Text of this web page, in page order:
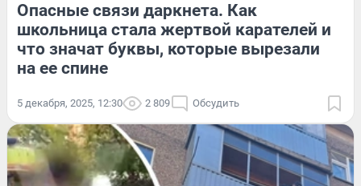
Опасные связи даркнета. Как
школьница стала жертвой карателей и
что значат буквы, которые вырезали
на ее спине
5 декабря, 2025, 12:30 2 809 Обсудить